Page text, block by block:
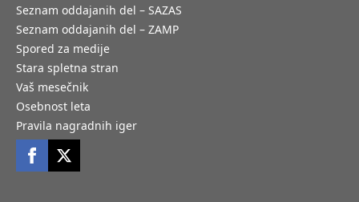
Seznam oddajanih del – SAZAS
Seznam oddajanih del – ZAMP
Spored za medije
Stara spletna stran
Vaš mesečnik
Osebnost leta
Pravila nagradnih iger